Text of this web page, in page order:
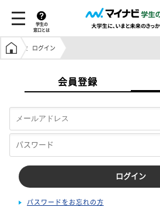
学生の
窓口とは
学生の窓口トップ
ログイン
会員登録
パスワードをお忘れの方